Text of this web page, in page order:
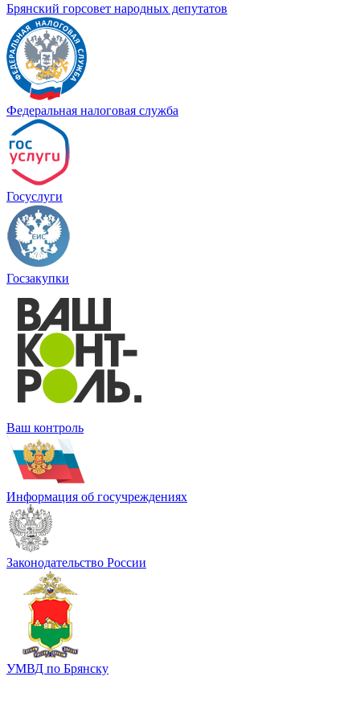
Брянский горсовет народных депутатов
Федеральная налоговая служба
Госуслуги
Госзакупки
Ваш контроль
Информация об госучреждениях
Законодательство России
УМВД по Брянску